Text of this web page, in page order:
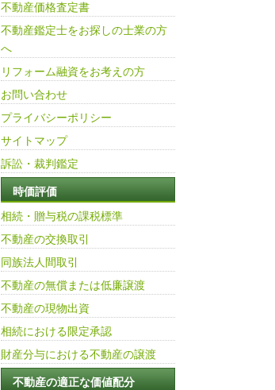
不動産価格査定書
不動産鑑定士をお探しの士業の方
へ
リフォーム融資をお考えの方
お問い合わせ
プライバシーポリシー
サイトマップ
訴訟・裁判鑑定
時価評価
相続・贈与税の課税標準
不動産の交換取引
同族法人間取引
不動産の無償または低廉譲渡
不動産の現物出資
相続における限定承認
財産分与における不動産の譲渡
不動産の適正な価値配分